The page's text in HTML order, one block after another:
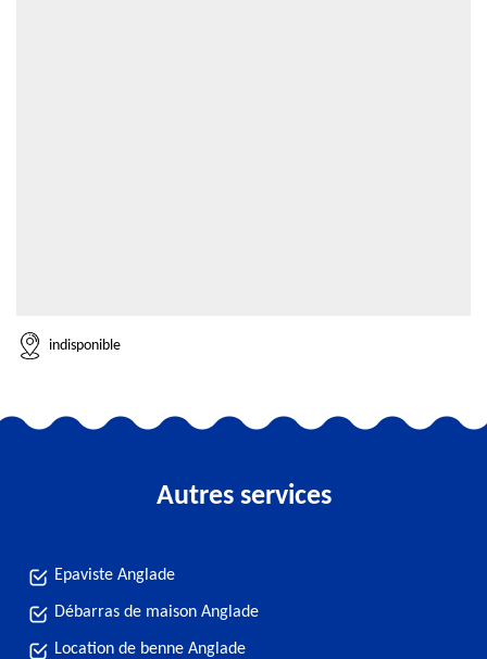
indisponible
Autres services
Epaviste Anglade
Débarras de maison Anglade
Location de benne Anglade